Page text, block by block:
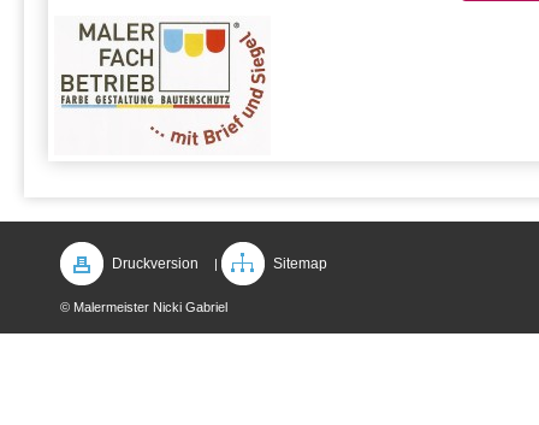
Druckversion | Sitemap
© Malermeister Nicki Gabriel